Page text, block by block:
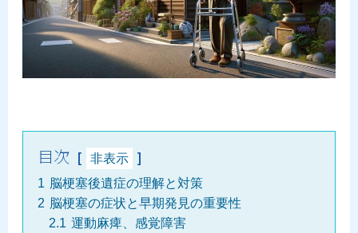
目次
非表示
1 脳梗塞後遺症の理解と対策
2 脳梗塞の症状と早期発見の重要性
2.1 運動麻痺、感覚障害